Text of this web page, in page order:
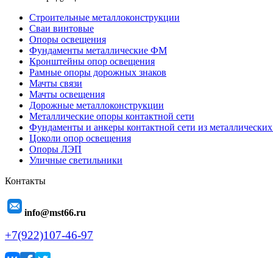
Строительные металлоконструкции
Сваи винтовые
Опоры освещения
Фундаменты металлические ФМ
Кронштейны опор освещения
Рамные опоры дорожных знаков
Мачты связи
Мачты освещения
Дорожные металлоконструкции
Металлические опоры контактной сети
Фундаменты и анкеры контактной сети из
Цоколи опор освещения
Опоры ЛЭП
Уличные светильники
Контакты
info@mst66.ru
+7(922)107-46-97